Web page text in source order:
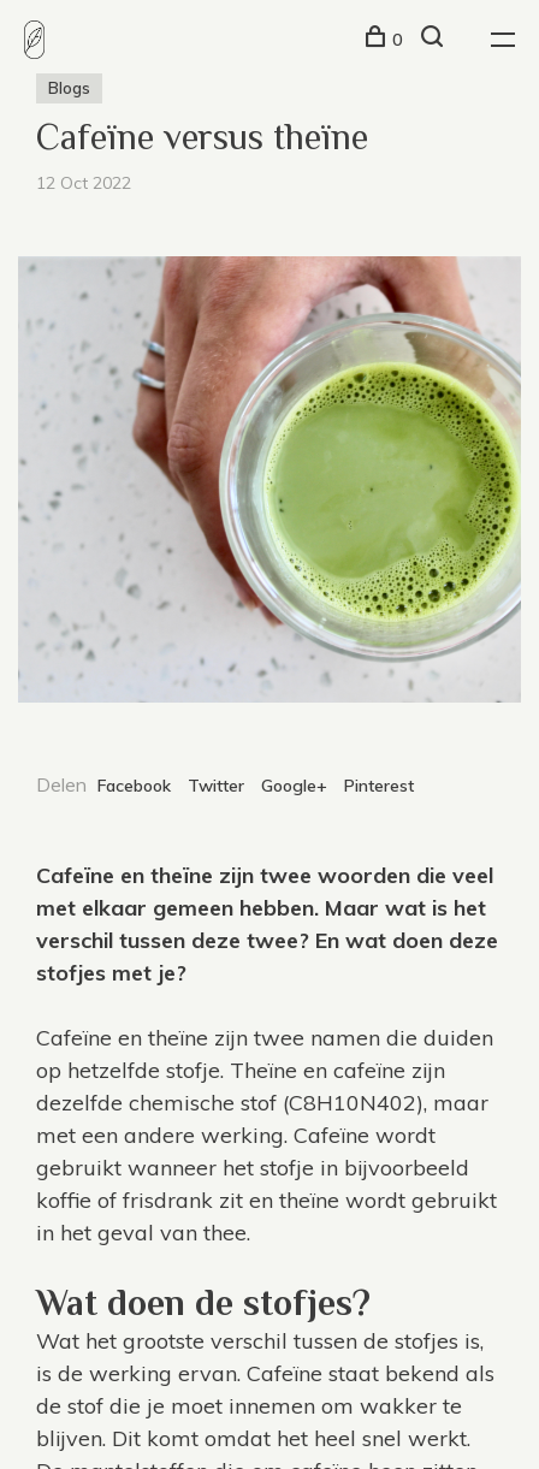
0
Blogs
Cafeïne versus theïne
12 Oct 2022
Delen Facebook Twitter Google+ Pinterest
Cafeïne en theïne zijn twee woorden die veel
met elkaar gemeen hebben. Maar wat is het
verschil tussen deze twee? En wat doen deze
stofjes met je?
Cafeïne en theïne zijn twee namen die duiden
op hetzelfde stofje. Theïne en cafeïne zijn
dezelfde chemische stof (C8H10N402), maar
met een andere werking. Cafeïne wordt
gebruikt wanneer het stofje in bijvoorbeeld
koffie of frisdrank zit en theïne wordt gebruikt
in het geval van thee.
Wat doen de stofjes?
Wat het grootste verschil tussen de stofjes is,
is de werking ervan. Cafeïne staat bekend als
de stof die je moet innemen om wakker te
blijven. Dit komt omdat het heel snel werkt.